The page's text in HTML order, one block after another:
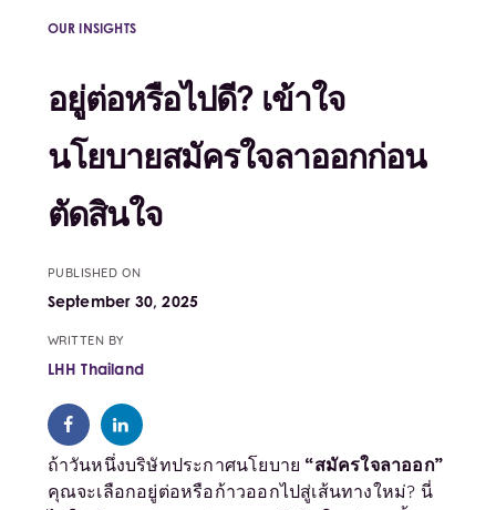
OUR INSIGHTS
อยู่ต่อหรือไปดี? เข้าใจ
นโยบายสมัครใจลาออกก่อน
ตัดสินใจ
PUBLISHED ON
September 30, 2025
WRITTEN BY
LHH Thailand
ถ้าวันหนึ่งบริษัทประกาศนโยบาย “สมัครใจลาออก”
คุณจะเลือกอยู่ต่อหรือก้าวออกไปสู่เส้นทางใหม่? นี่